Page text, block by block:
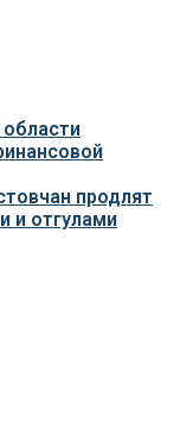
продлят
и отгулами